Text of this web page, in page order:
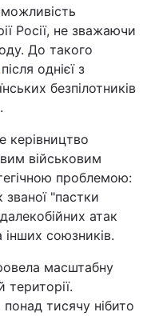
Росії, не зважаючи
До такого
після однієї з
безпілотників
керівництво
військовим
проблемою:
"пастки
атак
союзників.
масштабну
території.
тисячу нібито